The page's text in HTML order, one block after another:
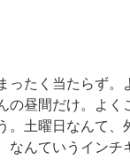
ったく当たらず。
昼間だけ。よく
。土曜日なんて、
んていうインチ